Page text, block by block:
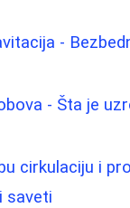
-
- Šta je
cirkulaciju i
saveti